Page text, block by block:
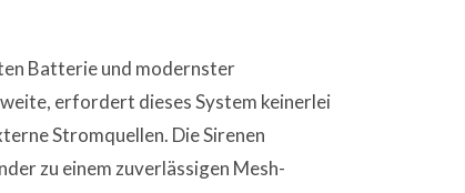
Batterie und modernster
erfordert dieses System keinerlei
Stromquellen. Die Sirenen
zu einem zuverlässigen Mesh-